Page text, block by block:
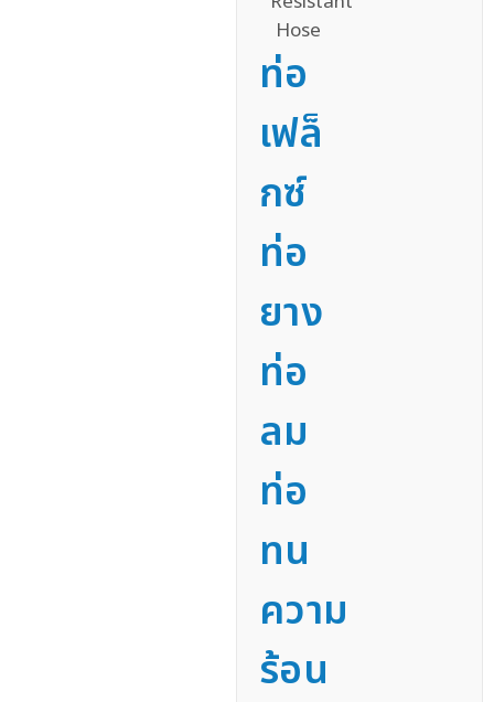
ท่อ
เฟล็
กซ์
ท่อ
ยาง
ท่อ
ลม
ท่อ
ทน
ความ
ร้อน